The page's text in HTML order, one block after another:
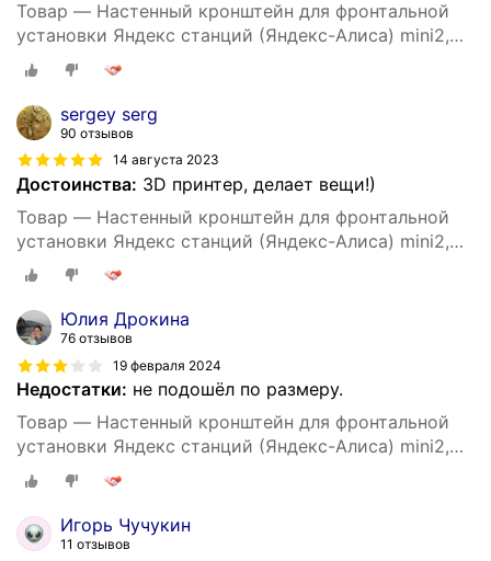
Товар — Настенный кронштейн для фронтальной
установки Яндекс станций (Яндекс-Алиса) mini2,
3D печать, черный
sergey serg
90 отзывов
14 августа 2023
Достоинства: 3D принтер, делает вещи!)
Товар — Настенный кронштейн для фронтальной
установки Яндекс станций (Яндекс-Алиса) mini2,
3D печать, белый
Юлия Дрокина
76 отзывов
19 февраля 2024
Недостатки: не подошёл по размеру.
Товар — Настенный кронштейн для фронтальной
установки Яндекс станций (Яндекс-Алиса) mini2,
3D печать, черный
Игорь Чучукин
11 отзывов